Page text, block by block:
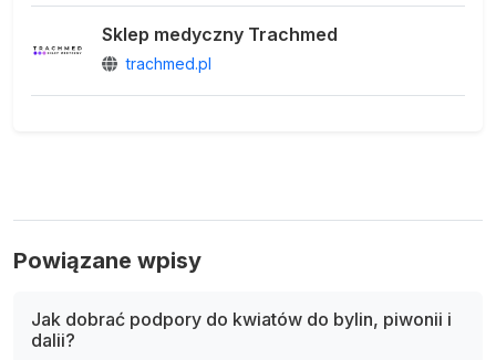
Sklep medyczny Trachmed
trachmed.pl
Powiązane wpisy
Jak dobrać podpory do kwiatów do bylin, piwonii i
dalii?